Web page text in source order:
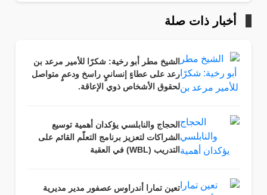
أخبار ذات صلة
الشيخ مطر أبو رخية: شكرًا للأمير مرعد بن
رعد على عطاءٍ إنسانيٍ راسخ ودعمٍ متواصل
لحقوق الأشخاص ذوي الإعاقة.
الحجاج والنابلسي يؤكدان أهمية توسيع
الشراكات لتعزيز برنامج التعلّم القائم على
التدريب (WBL) في العقبة
تعين تمارا أندراوس عصفور مدير مديرية